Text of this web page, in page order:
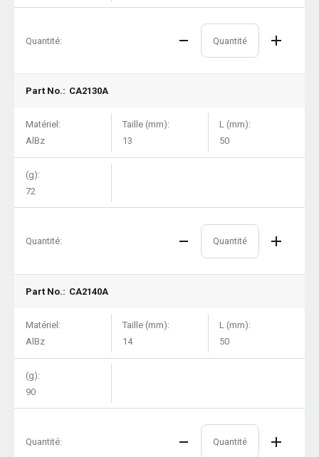
Quantité:
Part No.: CA2130A
Matériel:
AlBz
Taille (mm):
13
L (mm):
50
(g):
72
Quantité:
Part No.: CA2140A
Matériel:
AlBz
Taille (mm):
14
L (mm):
50
(g):
90
Quantité: